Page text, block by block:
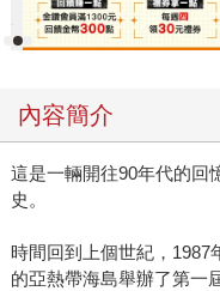
內容簡介
這是一輛開往90年代的回
史。
時間回到上個世紀，1987
的亞熱帶海島舉辦了第一